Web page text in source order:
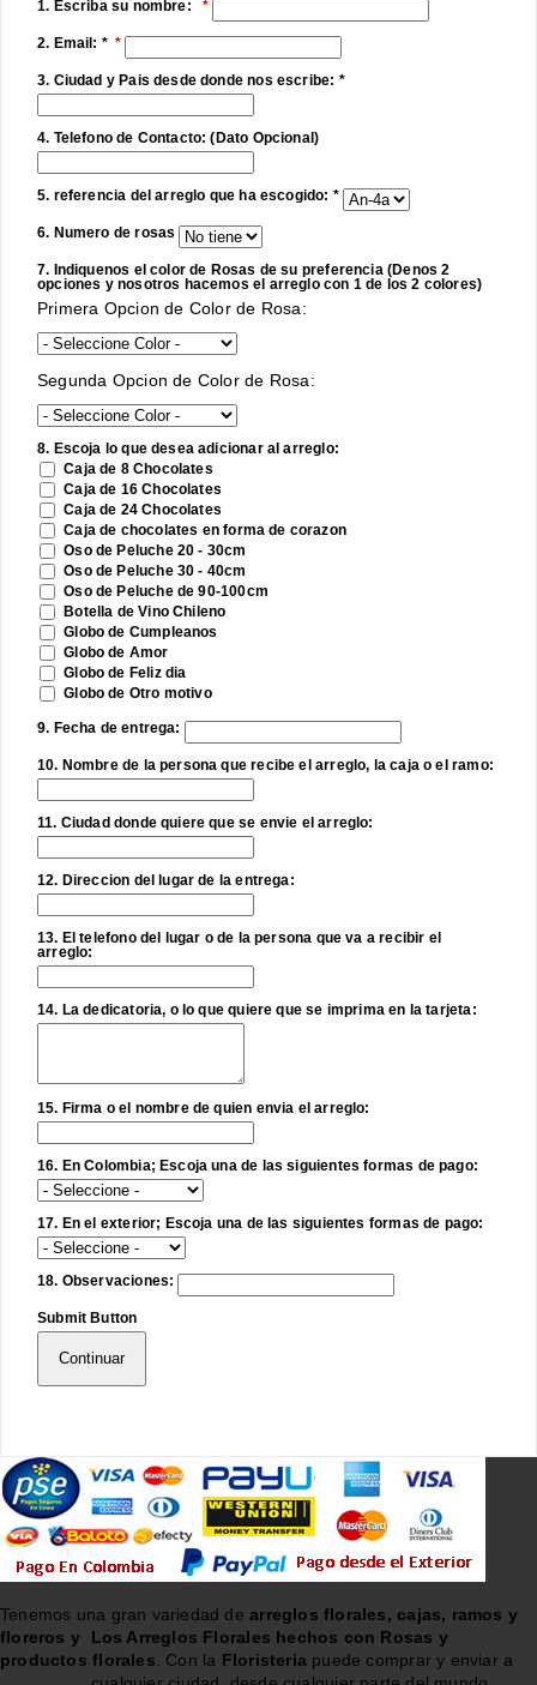
1. Escriba su nombre:
2. Email: *
3. Ciudad y Pais desde donde nos escribe: *
4. Telefono de Contacto: (Dato Opcional)
5. referencia del arreglo que ha escogido: *
6. Numero de rosas
7. Indiquenos el color de Rosas de su preferencia (Denos 2
opciones y nosotros hacemos el arreglo con 1 de los 2 colores)
Primera Opcion de Color de Rosa:
Segunda Opcion de Color de Rosa:
8. Escoja lo que desea adicionar al arreglo:
Caja de 8 Chocolates
Caja de 16 Chocolates
Caja de 24 Chocolates
Caja de chocolates en forma de corazon
Oso de Peluche 20 - 30cm
Oso de Peluche 30 - 40cm
Oso de Peluche de 90-100cm
Botella de Vino Chileno
Globo de Cumpleanos
Globo de Amor
Globo de Feliz dia
Globo de Otro motivo
9. Fecha de entrega:
10. Nombre de la persona que recibe el arreglo, la caja o el ramo:
11. Ciudad donde quiere que se envie el arreglo:
12. Direccion del lugar de la entrega:
13. El telefono del lugar o de la persona que va a recibir el
arreglo:
14. La dedicatoria, o lo que quiere que se imprima en la tarjeta:
15. Firma o el nombre de quien envia el arreglo:
16. En Colombia; Escoja una de las siguientes formas de pago:
17. En el exterior; Escoja una de las siguientes formas de pago:
18. Observaciones:
Submit Button
Continuar
Tenemos una gran variedad dearreglos florales, cajas, ramos y
floreros y
Los Arreglos Florales hechos con Rosas y
productos florales . Con la Floristeria puede comprar y enviar a